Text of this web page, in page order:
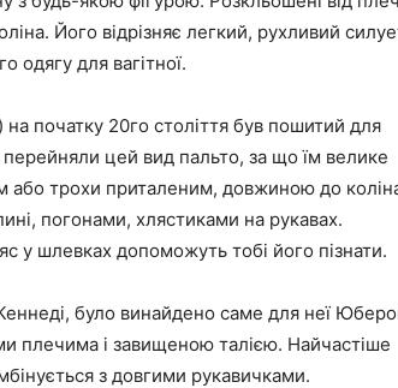
Його відрізняє легкий, рухливий
одягу для вагітної.
початку 20го століття був пошитий для
перейняли цей вид пальто, за що їм велике
трохи приталеним, довжиною до
погонами, хлястиками на рукавах.
у шлевках допоможуть тобі його пізнати.
було винайдено саме для неї
плечима і завищеною талією. Найчастіше
з довгими рукавичками.